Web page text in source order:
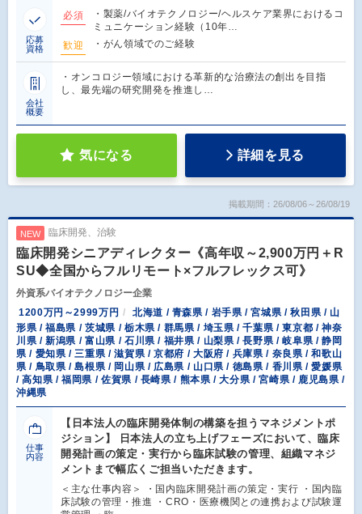
応募
資格
必須
・製薬/バイオテクノロジー/ヘルスケア業界におけるコ
ミュニケーション経験（10年…
歓迎
・がん領域でのご経験
会社
概要
・オンコロジー領域における革新的な治療法の創出を目指
し、最先端の研究開発を推進し…
気になる 詳細を見る
掲載期間：26/08/06～26/08/19
NEW 臨床開発、治験
臨床開発シニアディレクター《高年収～2,900万円＋R
SU◆全国からフルリモート×フルフレックス可》
外資系バイオテクノロジー企業
1200万円～2999万円
北海道 / 青森県 / 岩手県 / 宮城県 / 秋田県 / 山
形県 / 福島県 / 茨城県 / 栃木県 / 群馬県 / 埼玉県 / 千葉県 / 東京都 / 神奈
川県 / 新潟県 / 富山県 / 石川県 / 福井県 / 山梨県 / 長野県 / 岐阜県 / 静岡
県 / 愛知県 / 三重県 / 滋賀県 / 京都府 / 大阪府 / 兵庫県 / 奈良県 / 和歌山
県 / 鳥取県 / 島根県 / 岡山県 / 広島県 / 山口県 / 徳島県 / 香川県 / 愛媛県
/ 高知県 / 福岡県 / 佐賀県 / 長崎県 / 熊本県 / 大分県 / 宮崎県 / 鹿児島県 /
沖縄県
仕事
内容
【日本法人の臨床開発体制の構築を担うマネジメントポ
ジション】 日本法人の立ち上げフェーズにおいて、臨床
開発計画の策定・実行から臨床試験の管理、組織マネジ
メントまで幅広くご担当いただきます。
＜主な仕事内容＞ ・国内臨床開発計画の策定・実行 ・国内臨
床試験の管理・推進 ・CRO・医療機関との連携および試験運